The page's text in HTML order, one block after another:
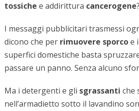
tossiche e addirittura cancerogene?
I messaggi pubblicitari trasmessi
dicono che perrimuovere sporcoe i
superfici domestiche basta
passare un panno. Senza alcuno
Ma i detergenti e gli sgrassanti che
nell’armadietto sotto il lavandino